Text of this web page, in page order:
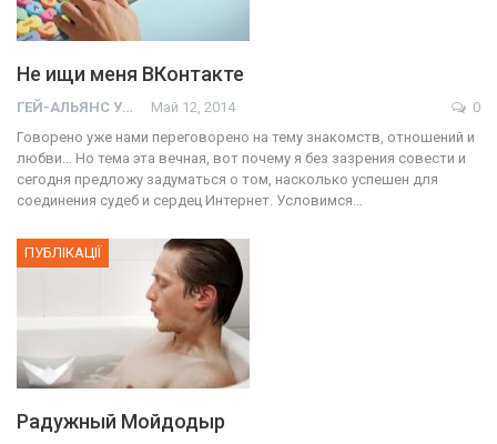
Не ищи меня ВКонтакте
ГЕЙ-АЛЬЯНС УКРАИНА Май 12, 2014
0
Говорено уже нами переговорено на тему знакомств, отношений и
любви… Но тема эта вечная, вот почему я без зазрения совести и
сегодня предложу задуматься о том, насколько успешен для
соединения судеб и сердец Интернет. Условимся…
ПУБЛІКАЦІЇ
Радужный Мойдодыр